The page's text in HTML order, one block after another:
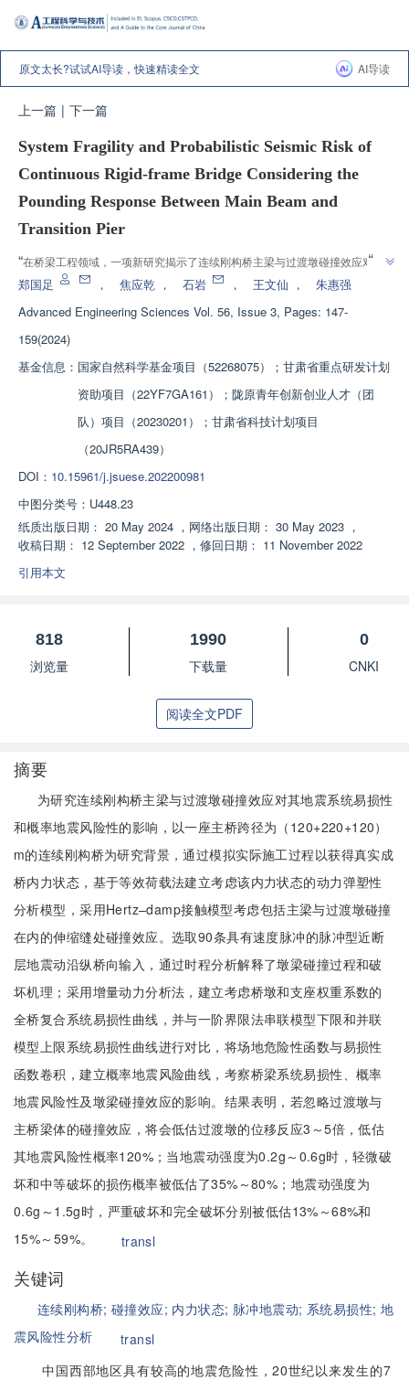
原文太长?试试AI导读，快速精读全文 AI导读
上一篇 | 下一篇
System Fragility and Probabilistic Seismic Risk of
Continuous Rigid-frame Bridge Considering the
Pounding Response Between Main Beam and
Transition Pier
“在桥梁工程领域，一项新研究揭示了连续刚构桥主梁与过渡墩碰撞效应对地
震系统易损性和概率地震风险性的影响。通过动力弹塑性分析模型和增量动力
”
”
郑国足 ， 焦应乾 ， 石岩 ， 王文仙 ，
朱惠强
Advanced Engineering Sciences Vol. 56, Issue 3, Pages: 147-
159(2024)
基金信息： 国家自然科学基金项目（52268075）；甘肃省重点研发计划
资助项目（22YF7GA161）；陇原青年创新创业人才（团
队）项目（20230201）；甘肃省科技计划项目
（20JR5RA439）
DOI： 10.15961/j.jsuese.202200981
中图分类号： U448.23
纸质出版日期： 20 May 2024 ， 网络出版日期： 30 May 2023 ，
收稿日期： 12 September 2022 ， 修回日期： 11 November 2022
引用本文
818
浏览量
1990
下载量
0
CNKI
阅读全文PDF
摘要
为研究连续刚构桥主梁与过渡墩碰撞效应对其地震系统易损性
和概率地震风险性的影响，以一座主桥跨径为（120+220+120）
m的连续刚构桥为研究背景，通过模拟实际施工过程以获得真实成
桥内力状态，基于等效荷载法建立考虑该内力状态的动力弹塑性
分析模型，采用Hertz–damp接触模型考虑包括主梁与过渡墩碰撞
在内的伸缩缝处碰撞效应。选取90条具有速度脉冲的脉冲型近断
层地震动沿纵桥向输入，通过时程分析解释了墩梁碰撞过程和破
坏机理；采用增量动力分析法，建立考虑桥墩和支座权重系数的
全桥复合系统易损性曲线，并与一阶界限法串联模型下限和并联
模型上限系统易损性曲线进行对比，将场地危险性函数与易损性
函数卷积，建立概率地震风险曲线，考察桥梁系统易损性、概率
地震风险性及墩梁碰撞效应的影响。结果表明，若忽略过渡墩与
主桥梁体的碰撞效应，将会低估过渡墩的位移反应3～5倍，低估
其地震风险性概率120%；当地震动强度为0.2g～0.6g时，轻微破
坏和中等破坏的损伤概率被低估了35%～80%；地震动强度为
0.6g～1.5g时，严重破坏和完全破坏分别被低估13%～68%和
15%～59%。
transl
关键词
连续刚构桥; 碰撞效应; 内力状态; 脉冲地震动; 系统易损性; 地
震风险性分析
transl
中国西部地区具有较高的地震危险性，20世纪以来发生的7